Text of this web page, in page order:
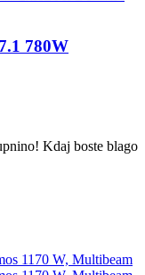
780W
​Kdaj boste blago